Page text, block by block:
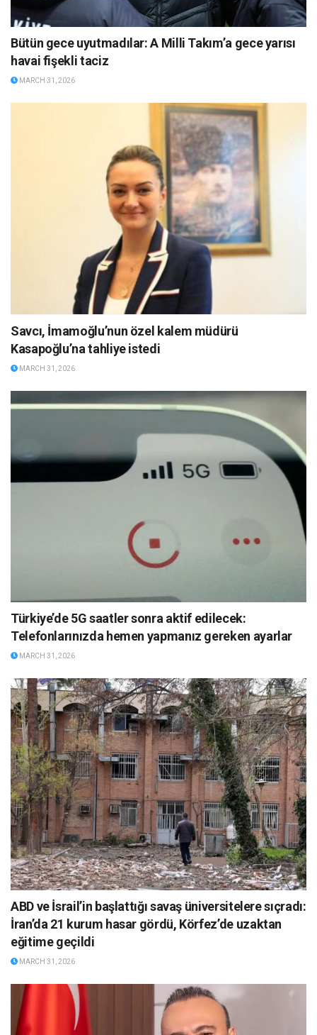
Bütün gece uyutmadılar: A Milli Takım’a gece yarısı
havai fişekli taciz
MARCH 31, 2026
Savcı, İmamoğlu’nun özel kalem müdürü
Kasapoğlu’na tahliye istedi
MARCH 31, 2026
Türkiye’de 5G saatler sonra aktif edilecek:
Telefonlarınızda hemen yapmanız gereken ayarlar
MARCH 31, 2026
ABD ve İsrail’in başlattığı savaş üniversitelere sıçradı:
İran’da 21 kurum hasar gördü, Körfez’de uzaktan
eğitime geçildi
MARCH 31, 2026